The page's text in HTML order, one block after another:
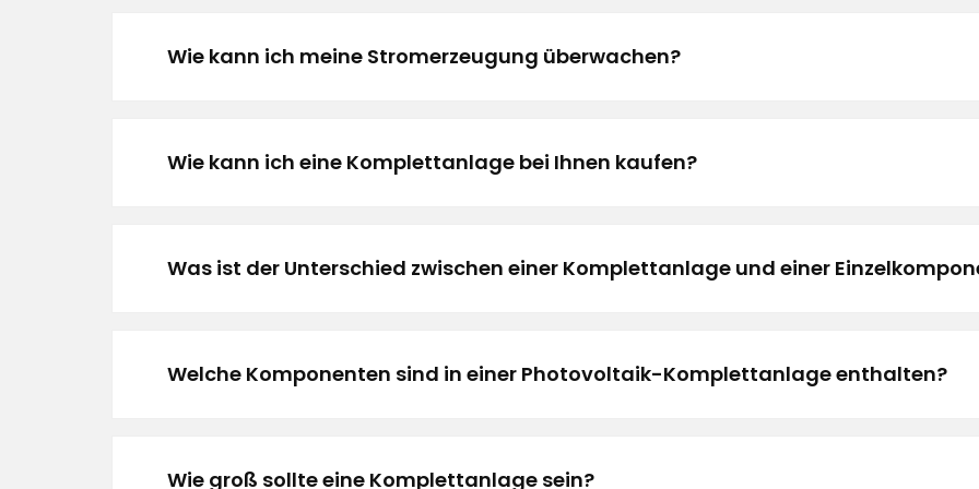
Wie kann ich meine Stromerzeugung überwachen?
Wie kann ich eine Komplettanlage bei Ihnen kaufen?
Was ist der Unterschied zwischen einer Komplettanlage und einer
Welche Komponenten sind in einer Photovoltaik-Komplettanlage enthalten?
Wie groß sollte eine Komplettanlage sein?